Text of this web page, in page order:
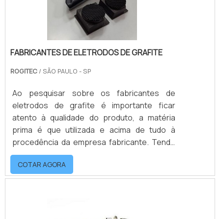
FABRICANTES DE ELETRODOS DE GRAFITE
ROGITEC / SÃO PAULO - SP
Ao pesquisar sobre os fabricantes de
eletrodos de grafite é importante ficar
atento à qualidade do produto, a matéria
prima é que utilizada e acima de tudo à
procedência da empresa fabricante. Tendo
em vista que os eletrodos em grafite para
matrizes são peças utilizadas para o
processo de usinagem de molde por
semelhantes a peça que será fabricada pelo
COTAR AGORA